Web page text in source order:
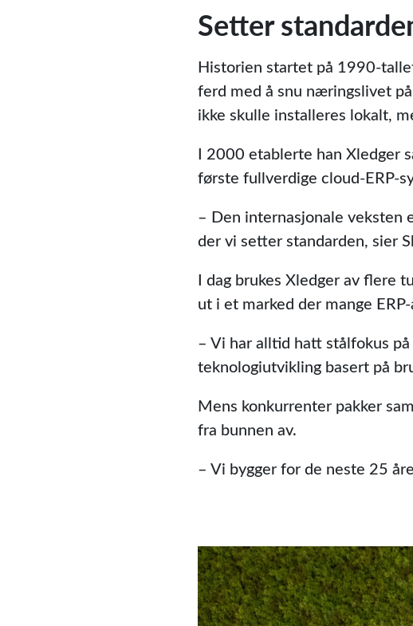
Setter
Historien startet på 1990-
ferd med å snu næringslivet
ikke skulle installeres lokalt,
I 2000 etablerte han Xledger
første fullverdige cloud-ERP-
– Den internasjonale veksten
der vi setter standarden, sier
I dag brukes Xledger av flere
ut i et marked der mange
– Vi har alltid hatt stålfokus
teknologiutvikling basert på
Mens konkurrenter pakker
fra bunnen av.
– Vi bygger for de neste 25